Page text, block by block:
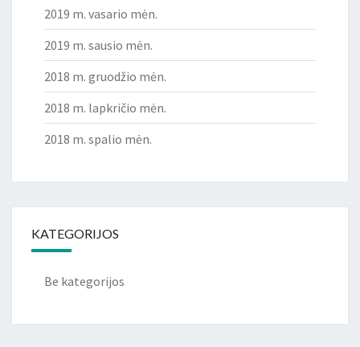
2019 m. vasario mėn.
2019 m. sausio mėn.
2018 m. gruodžio mėn.
2018 m. lapkričio mėn.
2018 m. spalio mėn.
KATEGORIJOS
Be kategorijos